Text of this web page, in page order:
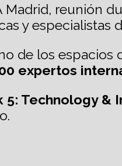
reunión
y especialistas
de los espacios
expertos
5: Technology &